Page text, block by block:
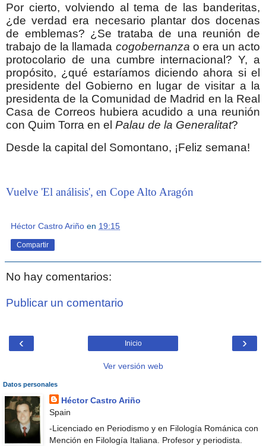
Por cierto, volviendo al tema de las banderitas,
¿de verdad era necesario plantar dos docenas
de emblemas? ¿Se trataba de una reunión de
trabajo de la llamada cogobernanza o era un acto
protocolario de una cumbre internacional? Y, a
propósito, ¿qué estaríamos diciendo ahora si el
presidente del Gobierno en lugar de visitar a la
presidenta de la Comunidad de Madrid en la Real
Casa de Correos hubiera acudido a una reunión
con Quim Torra en el Palau de la Generalitat?
Desde la capital del Somontano, ¡Feliz semana!
Vuelve 'El análisis', en Cope Alto Aragón
Héctor Castro Ariño en 19:15
Compartir
No hay comentarios:
Publicar un comentario
‹ ›
Inicio
Ver versión web
Datos personales
Héctor Castro Ariño
Spain
-Licenciado en Periodismo y en Filología Románica con
Mención en Filología Italiana. Profesor y periodista.